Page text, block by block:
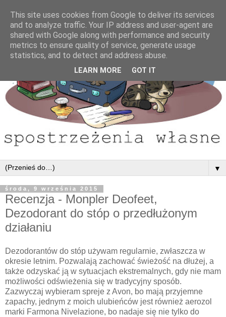
▼
środa, 9 września 2015
Recenzja - Monpler Deofeet,
Dezodorant do stóp o przedłużonym
działaniu
Dezodorantów do stóp używam regularnie, zwłaszcza w
okresie letnim. Pozwalają zachować świeżość na dłużej, a
także odzyskać ją w sytuacjach ekstremalnych, gdy nie mam
możliwości odświeżenia się w tradycyjny sposób.
Zazwyczaj wybieram spreje z Avon, bo mają przyjemne
zapachy, jednym z moich ulubieńców jest również aerozol
marki Farmona Nivelazione, bo nadaje się nie tylko do
This site uses cookies from Google to deliver its services
and to analyze traffic. Your IP address and user-agent are
shared with Google along with performance and security
metrics to ensure quality of service, generate usage
statistics, and to detect and address abuse.
LEARN MORE GOT IT